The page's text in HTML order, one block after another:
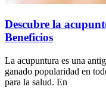
Descubre la
Beneficios
La acupuntura es una
ganado popularidad en
para la salud. En